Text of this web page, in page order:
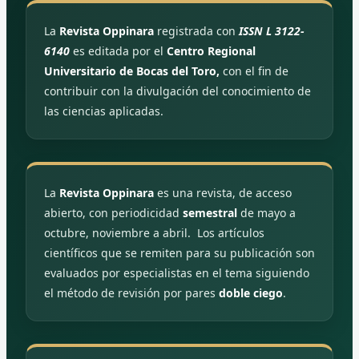
educativa. Segunda parte. Conrado,
15(69). Obtenido de
http://scielo.sld.cu/scielo.php?
Hernández, R. B. (2019). Conocimientos,
actitudes y prácticas sobre protección de
estudiantes de secundaria de 6 colegio de
la ciudad de León, Nicaragua, marzo a
mayo 2019. Obtenido de
http://riul.unanleon.edu.ni:8080/jspui/handle/
Huamani, C. M., y Noa, A. G. (2021).
conductas de riesgo en estudiantes de
La Revista Oppinara registrada con ISSN L 3122-
6140 es editada por el Centro Regional
Universitario de Bocas del Toro, con el fin de
contribuir con la divulgación del conocimiento de
las ciencias aplicadas.
La Revista Oppinara es una revista, de acceso
abierto, con periodicidad semestral de mayo a
octubre, noviembre a abril. Los artículos
científicos que se remiten para su publicación son
evaluados por especialistas en el tema siguiendo
el método de revisión por pares doble ciego.